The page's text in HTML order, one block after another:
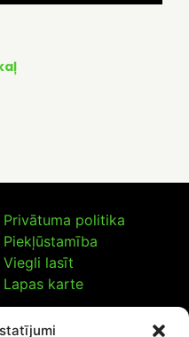
Privātuma politika
Piekļūstamība
Viegli lasīt
Lapas karte